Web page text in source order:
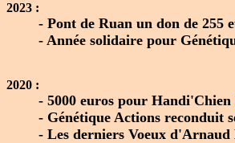
2023 :
- Pont de Ruan un don de 255
- Année solidaire pour
2020 :
- 5000 euros pour Handi'Chien
- Génétique Actions reconduit
- Les derniers Voeux